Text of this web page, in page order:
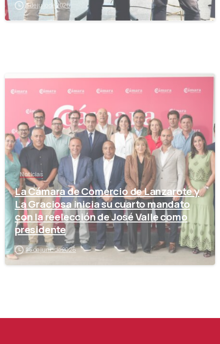
3 de julio de 2026
Noticias
La Cámara de Comercio de Lanzarote y
La Graciosa inicia su cuarto mandato
con la reelección de José Valle como
presidente
25 de junio de 2026